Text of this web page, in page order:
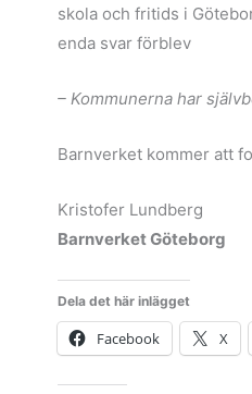
skola och fritids i
enda svar förblev
– Kommunerna har
Barnverket kommer att
Kristofer Lundberg
Barnverket Göteborg
Dela det här inlägget
Facebook X